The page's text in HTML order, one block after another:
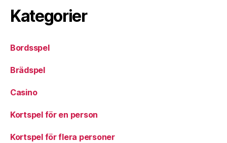
Kategorier
Bordsspel
Brädspel
Casino
Kortspel för en person
Kortspel för flera personer